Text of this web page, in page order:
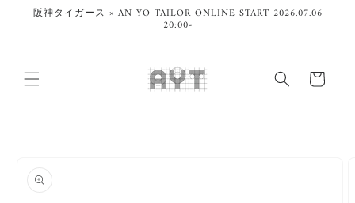
ンツに
阪神タイガース × AN YO TAILOR ONLINE START 2026.07.06
20:00-
ー
キップ